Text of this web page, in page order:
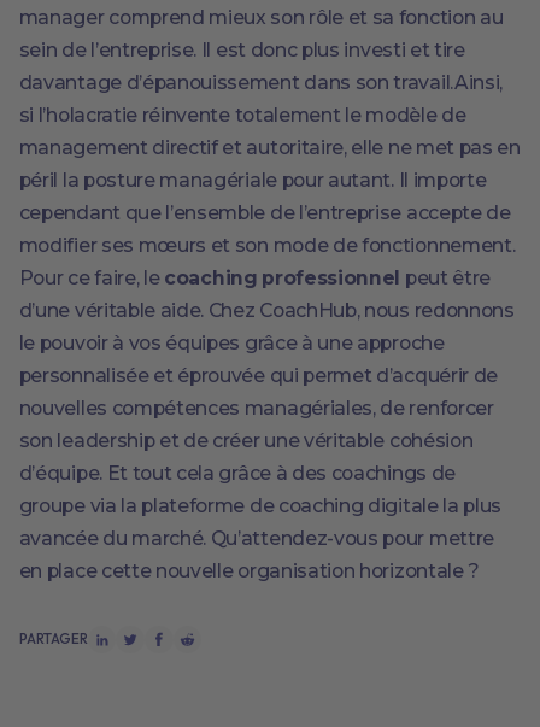
manager comprend mieux son rôle et sa fonction au
sein de l’entreprise. Il est donc plus investi et tire
davantage d’épanouissement dans son travail.Ainsi,
si l’holacratie réinvente totalement le modèle de
management directif et autoritaire, elle ne met pas en
péril la posture managériale pour autant. Il importe
cependant que l’ensemble de l’entreprise accepte de
modifier ses mœurs et son mode de fonctionnement.
Pour ce faire, le coaching professionnel peut être
d’une véritable aide. Chez CoachHub, nous redonnons
le pouvoir à vos équipes grâce à une approche
personnalisée et éprouvée qui permet d’acquérir de
nouvelles compétences managériales, de renforcer
son leadership et de créer une véritable cohésion
d’équipe. Et tout cela grâce à des coachings de
groupe via la plateforme de coaching digitale la plus
avancée du marché. Qu’attendez-vous pour mettre
en place cette nouvelle organisation horizontale ?
PARTAGER